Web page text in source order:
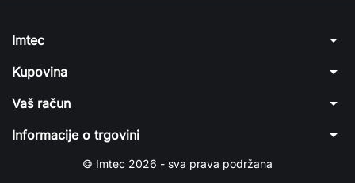
Imtec arrow_drop_down
Kupovina arrow_drop_down
Vaš račun arrow_drop_down
Informacije o trgovini arrow_drop_down
© Imtec 2026 - sva prava podržana